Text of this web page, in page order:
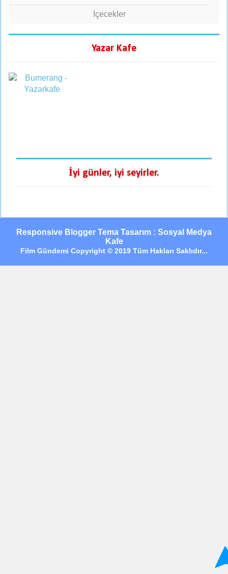
İçecekler
Yazar Kafe
İyi günler, iyi seyirler.
Responsive Blogger Tema Tasarım : Sosyal Medya
Kafe
Film Gündemi Copyright © 2019 Tüm Hakları Saklıdır...